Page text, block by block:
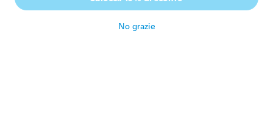
No grazie